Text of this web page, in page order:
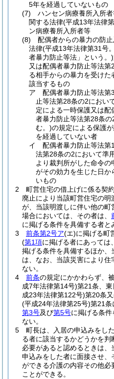
5年を経過していないもの
(7)
ハンセン病療養所入所
関する法律(平成13年法律
ン病療養所入所者等
(8)
配偶者からの暴力の防
法律(平成13年法律第31号
者暴力防止等法」という。)
又は配偶者暴力防止等法
る相手からの暴力を受けた
該当するもの
ア
配偶者暴力防止等法第
止等法第28条の2におい
定による一時保護又は配
者暴力防止等法第28条
む。)の規定による保護
を経過していない者
イ
配偶者暴力防止等法第
法第28条の2において準
より裁判所がした命令
がその効力を生じた日か
いもの
2
町営住宅の借上げに係る契
廃止により当該町営住宅の
が、当該明渡しに伴い他の
場合においては、その者は、
に掲げる条件を具備する者と
3
前条第2号ア(エ)に掲げる町
(第1項に掲げる者にあっては、
掲げる条件を具備するほか、
は、なお、当該災害により
ない。
4
前条の規定にかかわらず、
成7年法律第14号)第21条、
成23年法律第122号)第20条
(平成24年法律第25号)第21条
第3号及び第5号に掲げる条
ない。
5
町長は、入居の申込みをし
る者に該当するかどうかを
必要があると認めるときは
申込みをした者に面接させ、
ができる介護の内容その他
ことができる。